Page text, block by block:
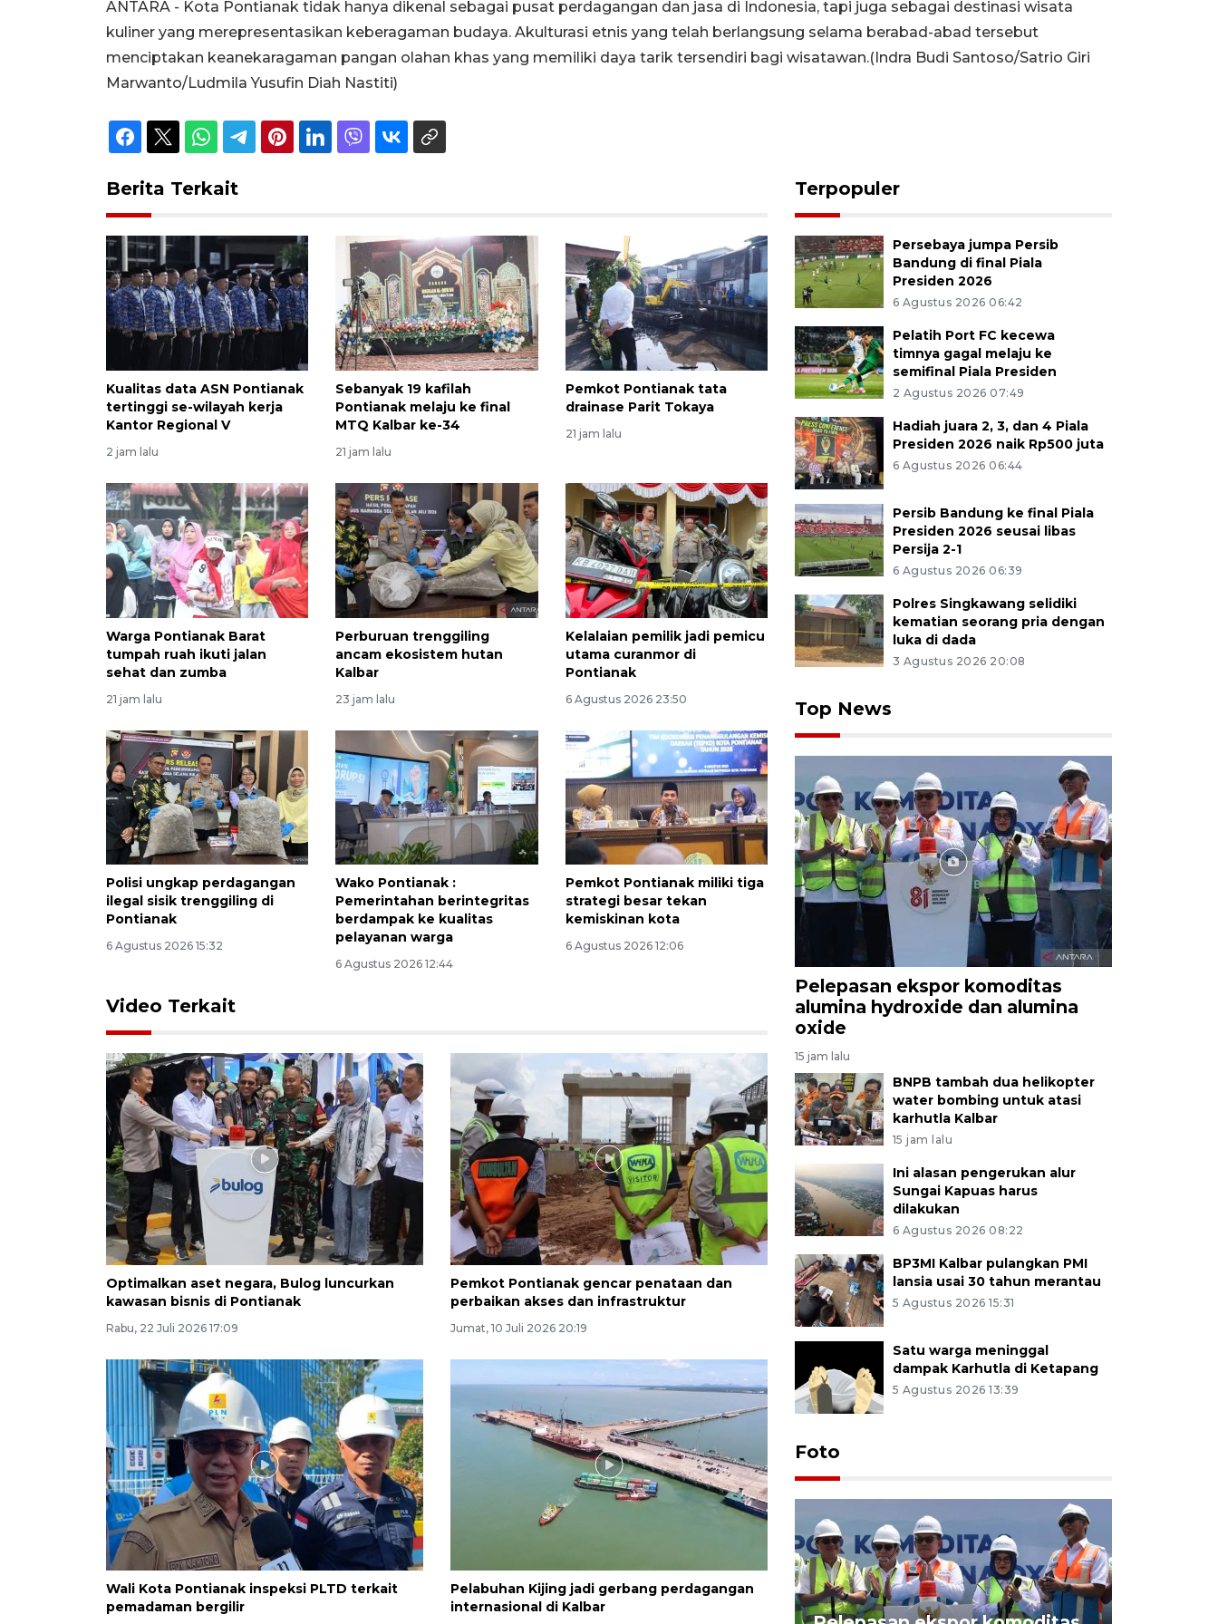
ANTARA - Kota Pontianak tidak hanya dikenal sebagai pusat perdagangan dan jasa di Indonesia, tapi juga sebagai destinasi wisata
kuliner yang merepresentasikan keberagaman budaya. Akulturasi etnis yang telah berlangsung selama berabad-abad tersebut
menciptakan keanekaragaman pangan olahan khas yang memiliki daya tarik tersendiri bagi wisatawan.(Indra Budi Santoso/Satrio Giri
Marwanto/Ludmila Yusufin Diah Nastiti)
Berita Terkait
Kualitas data ASN Pontianak
tertinggi se-wilayah kerja
Kantor Regional V
2 jam lalu
Sebanyak 19 kafilah
Pontianak melaju ke final
MTQ Kalbar ke-34
21 jam lalu
Pemkot Pontianak tata
drainase Parit Tokaya
21 jam lalu
Warga Pontianak Barat
tumpah ruah ikuti jalan
sehat dan zumba
21 jam lalu
Perburuan trenggiling
ancam ekosistem hutan
Kalbar
23 jam lalu
Kelalaian pemilik jadi pemicu
utama curanmor di
Pontianak
6 Agustus 2026 23:50
Polisi ungkap perdagangan
ilegal sisik trenggiling di
Pontianak
6 Agustus 2026 15:32
Wako Pontianak :
Pemerintahan berintegritas
berdampak ke kualitas
pelayanan warga
6 Agustus 2026 12:44
Pemkot Pontianak miliki tiga
strategi besar tekan
kemiskinan kota
6 Agustus 2026 12:06
Video Terkait
Optimalkan aset negara, Bulog luncurkan
kawasan bisnis di Pontianak
Rabu, 22 Juli 2026 17:09
Pemkot Pontianak gencar penataan dan
perbaikan akses dan infrastruktur
Jumat, 10 Juli 2026 20:19
Wali Kota Pontianak inspeksi PLTD terkait
pemadaman bergilir
Pelabuhan Kijing jadi gerbang perdagangan
internasional di Kalbar
Terpopuler
Persebaya jumpa Persib
Bandung di final Piala
Presiden 2026
6 Agustus 2026 06:42
Pelatih Port FC kecewa
timnya gagal melaju ke
semifinal Piala Presiden
2 Agustus 2026 07:49
Hadiah juara 2, 3, dan 4 Piala
Presiden 2026 naik Rp500 juta
6 Agustus 2026 06:44
Persib Bandung ke final Piala
Presiden 2026 seusai libas
Persija 2-1
6 Agustus 2026 06:39
Polres Singkawang selidiki
kematian seorang pria dengan
luka di dada
3 Agustus 2026 20:08
Top News
Pelepasan ekspor komoditas
alumina hydroxide dan alumina
oxide
15 jam lalu
BNPB tambah dua helikopter
water bombing untuk atasi
karhutla Kalbar
15 jam lalu
Ini alasan pengerukan alur
Sungai Kapuas harus
dilakukan
6 Agustus 2026 08:22
BP3MI Kalbar pulangkan PMI
lansia usai 30 tahun merantau
5 Agustus 2026 15:31
Satu warga meninggal
dampak Karhutla di Ketapang
5 Agustus 2026 13:39
Foto